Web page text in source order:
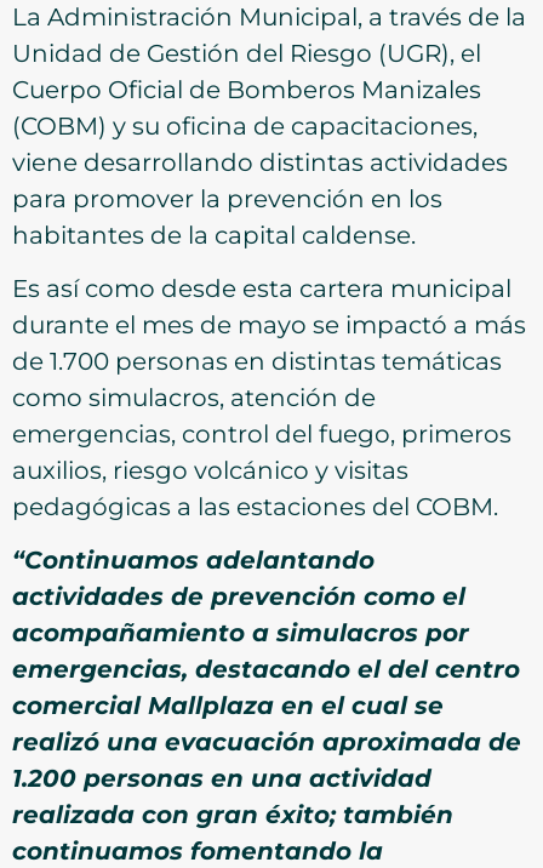
La Administración Municipal, a través de la
Unidad de Gestión del Riesgo (UGR), el
Cuerpo Oficial de Bomberos Manizales
(COBM) y su oficina de capacitaciones,
viene desarrollando distintas actividades
para promover la prevención en los
habitantes de la capital caldense.
Es así como desde esta cartera municipal
durante el mes de mayo se impactó a más
de 1.700 personas en distintas temáticas
como simulacros, atención de
emergencias, control del fuego, primeros
auxilios, riesgo volcánico y visitas
pedagógicas a las estaciones del COBM.
“Continuamos adelantando
actividades de prevención como el
acompañamiento a simulacros por
emergencias, destacando el del centro
comercial Mallplaza en el cual se
realizó una evacuación aproximada de
1.200 personas en una actividad
realizada con gran éxito; también
continuamos fomentando la